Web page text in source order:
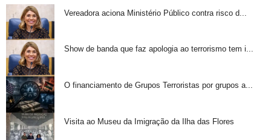
Vereadora aciona Ministério Público contra risco d...
Show de banda que faz apologia ao terrorismo tem i...
O financiamento de Grupos Terroristas por grupos a...
Visita ao Museu da Imigração da Ilha das Flores